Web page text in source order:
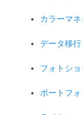
カラーマネ
データ移行
フォトシ
ポートフ